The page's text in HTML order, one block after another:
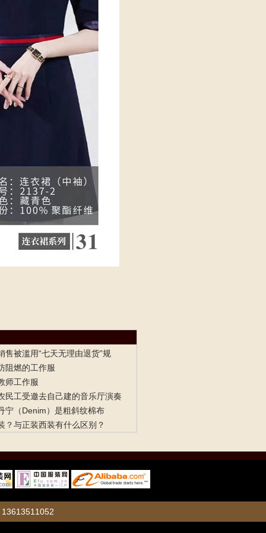
被滥用“七天无理由退货”规
阻燃的工作服
师工作服
民工受邀去自己建的音乐厅演奏
宁（Denim）是粗斜纹棉布
？与正装西装有什么区别？